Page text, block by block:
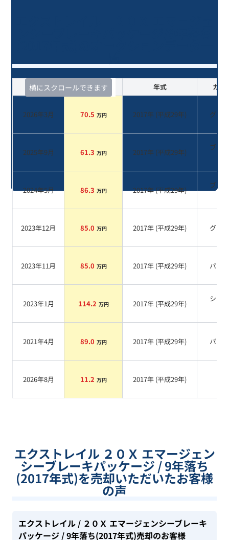
横にスクロールできます
査定時期 セルカ実績 年式 カラ
2026年3月 70.5 万円 2017年 (平成29年) グレー
2025年9月 61.3 万円 2017年 (平成29年)
ブラ
2024年5月 86.3 万円 2017年 (平成29年)
ブラ
2023年12月 85.0 万円 2017年 (平成29年) グレー
2023年11月 85.0 万円 2017年 (平成29年) パール
2023年1月 114.2 万円 2017年 (平成29年)
シル
2021年4月 89.0 万円 2017年 (平成29年) パール
2026年8月 11.2 万円 2017年 (平成29年)
エクストレイル ２０Ｘ エマージェン
シーブレーキパッケージ / 9年落ち
(2017年式)を売却いただいたお客様
の声
エクストレイル / ２０Ｘ エマージェンシーブレーキ
パッケージ / 9年落ち(2017年式)売却のお客様